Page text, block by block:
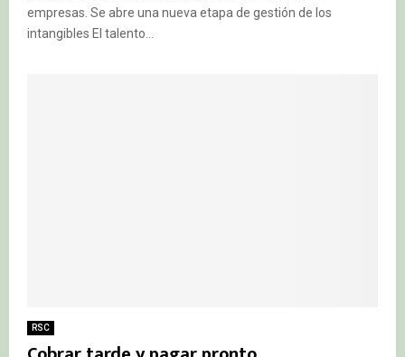
empresas. Se abre una nueva etapa de gestión de los
intangibles El talento...
RSC